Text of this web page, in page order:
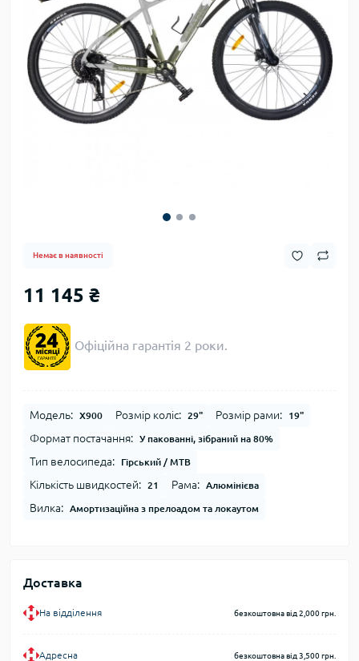
Немає в наявності
11 145 ₴
Офіційна гарантія 2 роки.
Модель: Х900 Розмір коліс: 29" Розмір рами: 19"
Формат постачання: У пакованні, зібраний на 80%
Тип велосипеда: Гірський / MTB
Кількість швидкостей: 21 Рама: Алюмінієва
Вилка: Амортизаційна з прелоадом та локаутом
Доставка
На відділення безкоштовна від 2,000 грн.
Адресна безкоштовна від 3,500 грн.